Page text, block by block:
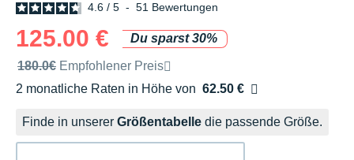
4.6 / 5 - 51 Bewertungen
125.00 €
Du sparst 30%
Unverbindliche Preisempfehlung der Marke
180.0€ Empfohlener Preis
2 monatliche Raten in Höhe von 62.50 €
Ohne Zusatzkosten
Finde in unserer Größentabelle die passende Größe.